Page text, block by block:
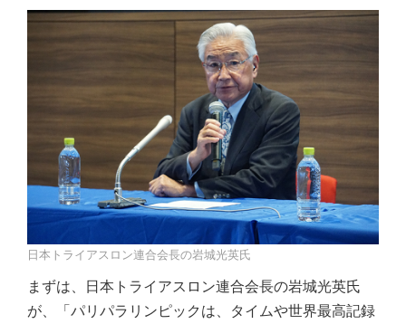
日本トライアスロン連合会長の岩城光英氏
まずは、日本トライアスロン連合会長の岩城光英氏
が、「パリパラリンピックは、タイムや世界最高記録